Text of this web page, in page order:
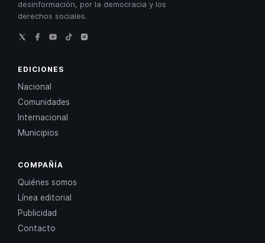
desinformación, por la democracia y los
derechos sociales.
EDICIONES
Nacional
Comunidades
Internacional
Municipios
COMPAÑÍA
Quiénes somos
Línea editorial
Publicidad
Contacto